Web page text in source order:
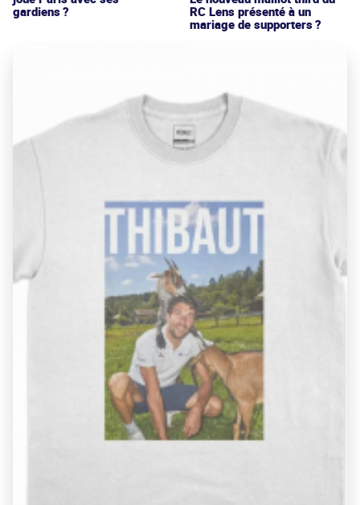
gardiens ?
RC Lens présenté à un
mariage de supporters ?